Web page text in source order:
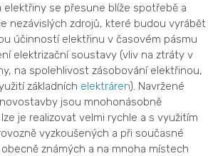
elektřiny se přesune blíže spotřebě a
nezávislých zdrojů, které budou vyrábět
účinností elektřinu v časovém pásmu
elektrizační soustavy (vliv na ztráty v
na spolehlivost zásobování elektřinou,
základních elektráren). Navržené
jsou mnohonásobně
je realizovat velmi rychle a s využitím
vyzkoušených a při současné
známých a na mnoha místech